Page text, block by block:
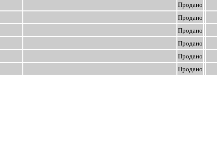
Продано
Продано
Продано
Продано
Продано
Продано